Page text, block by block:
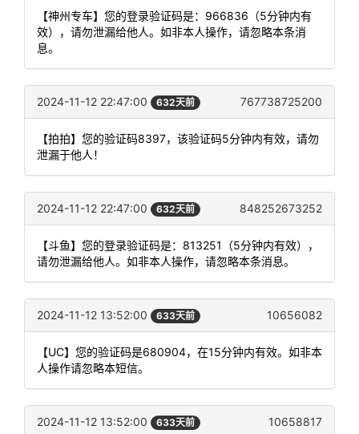
【神州专车】您的登录验证码是：966836（5分钟内有
效），请勿泄漏给他人。如非本人操作，请忽略本条消
息。
2024-11-12 22:47:00 632天前 767738725200
【拍拍】您的验证码8397，该验证码5分钟内有效，请勿
泄漏于他人！
2024-11-12 22:47:00 632天前 848252673252
【斗鱼】您的登录验证码是：813251（5分钟内有效），
请勿泄漏给他人。如非本人操作，请忽略本条消息。
2024-11-12 13:52:00 633天前 10656082
【UC】您的验证码是680904，在15分钟内有效。如非本
人操作请忽略本短信。
2024-11-12 13:52:00 633天前 10658817